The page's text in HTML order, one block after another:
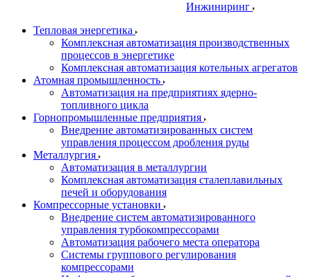
Инжиниринг
Тепловая энергетика
Комплексная автоматизация производственных
процессов в энергетике
Комплексная автоматизация котельных агрегатов
Атомная промышленность
Автоматизация на предприятиях ядерно-
топливного цикла
Горнопромышленные предприятия
Внедрение автоматизированных систем
управления процессом дробления руды
Металлургия
Автоматизация в металлургии
Комплексная автоматизация сталеплавильных
печей и оборудования
Компрессорные установки
Внедрение систем автоматизированного
управления турбокомпрессорами
Автоматизация рабочего места оператора
Системы группового регулирования
компрессорами